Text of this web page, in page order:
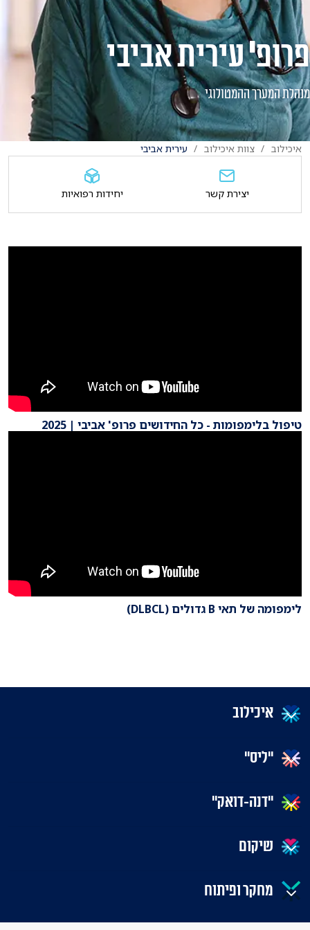
פרופ' עירית אביבי
מנהלת המערך ההמטולוגי
איכילוב צוות איכילוב עירית אביבי
טיפול בלימפומות - כל החידושים פרופ' אביבי | 2025
לימפומה של תאי B גדולים (DLBCL)
יצירת קשר יחידות רפואיות
איכילוב
"ליס"
"דנה-דואק"
שיקום
מחקר ופיתוח